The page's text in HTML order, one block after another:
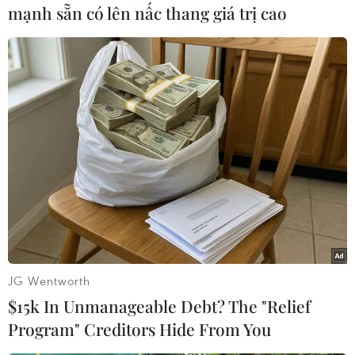
#Taur Matan Ruak #Xanana Gusmao
#Cải tổ
#FRETILIN Timor-Leste
Theo dõi VietnamPlus
mạnh sẵn có lên nấc thang giá trị cao
JG Wentworth
$15k In Unmanageable Debt? The "Relief
Program" Creditors Hide From You